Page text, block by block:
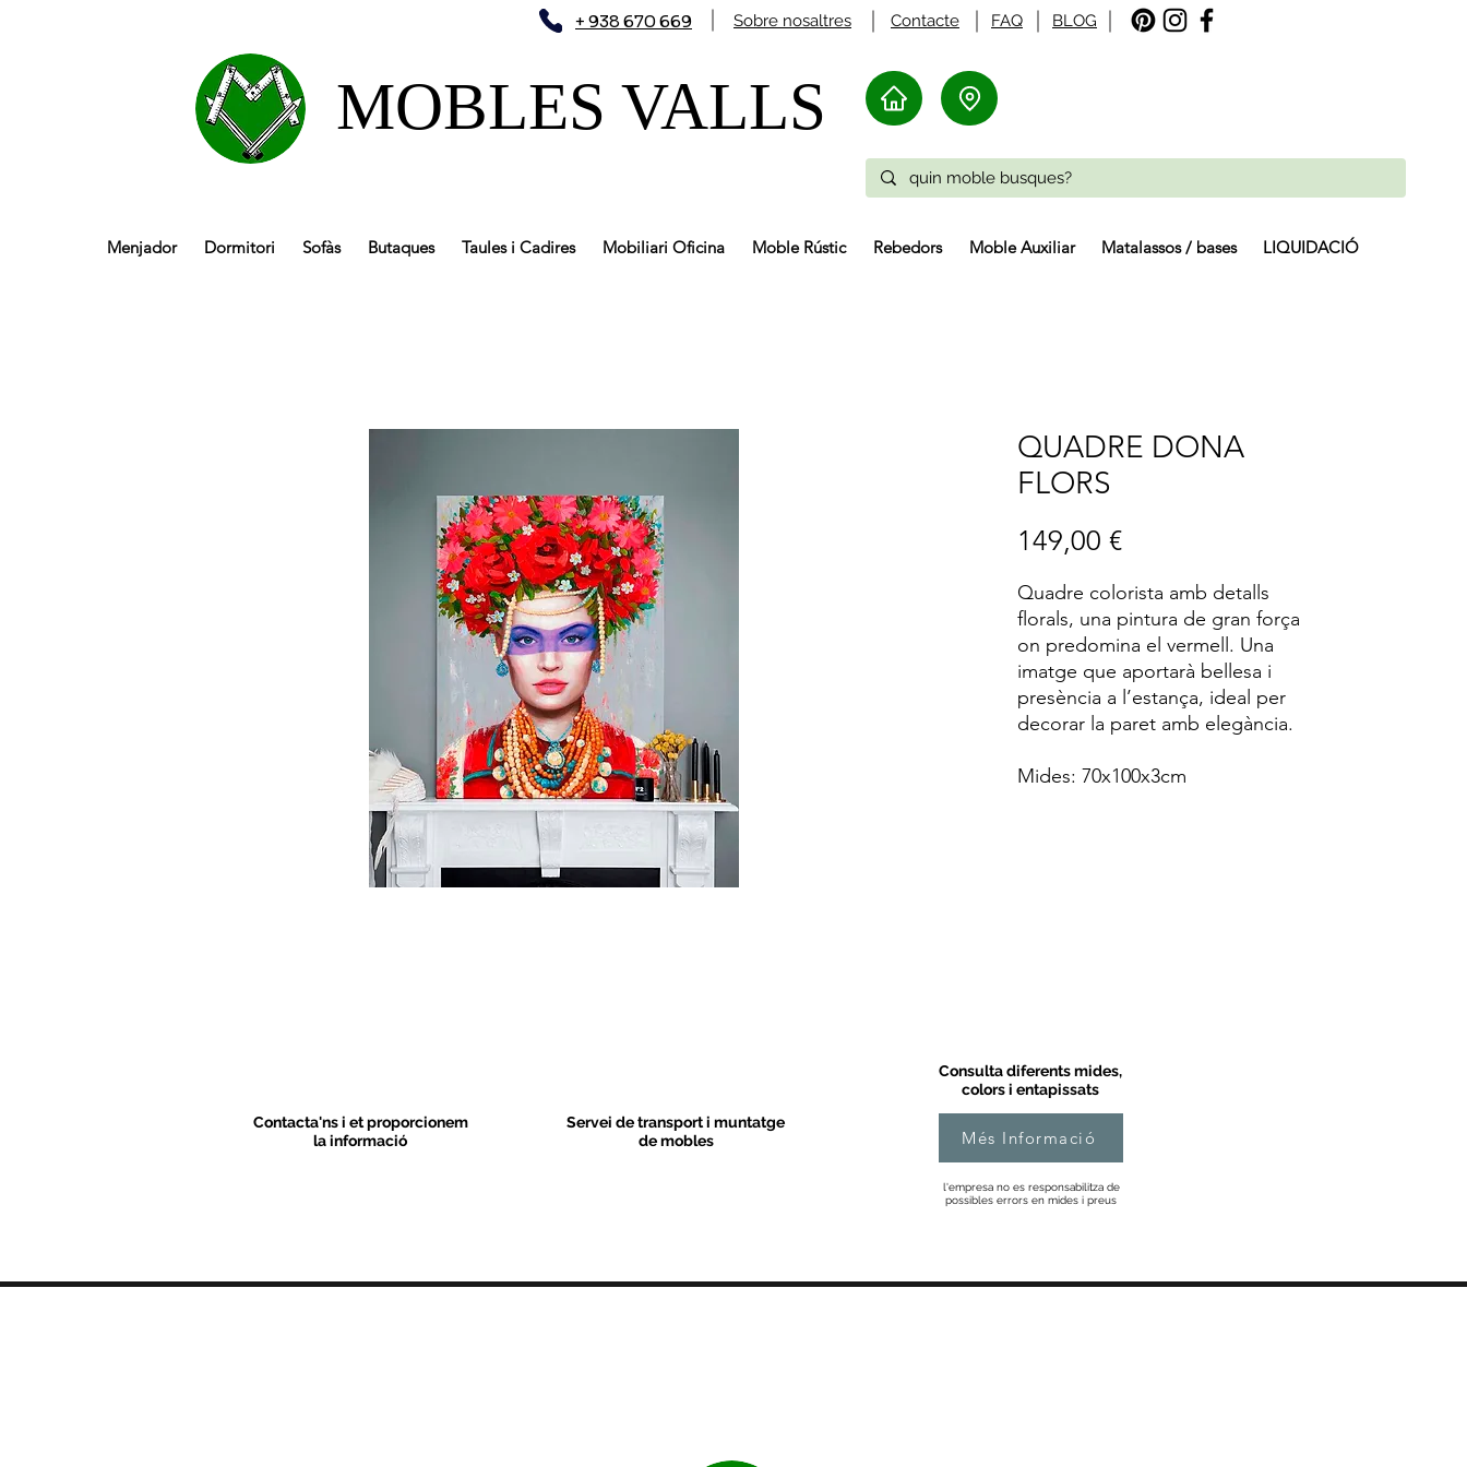
Sobre nosaltres FAQ
+ 938 670 669 Contacte BLOG
MOBLES VALLS
Menjador Dormitori Sofàs Butaques Taules i Cadires Mobiliari Oficina Moble Rústic Rebedors Moble Auxiliar Matalassos / bases LIQUIDACIÓ
QUADRE DONA
FLORS
149,00 €Price
Quadre colorista amb detalls
florals, una pintura de gran força
on predomina el vermell. Una
imatge que aportarà bellesa i
presència a l’estança, ideal per
decorar la paret amb elegància.
Mides: 70x100x3cm
Consulta diferents mides,
colors i entapissats
Contacta'ns i et proporcionem
la informació
Servei de transport i muntatge
de mobles
Més Informació
l'empresa no es responsabilitza de
possibles errors en mides i preus